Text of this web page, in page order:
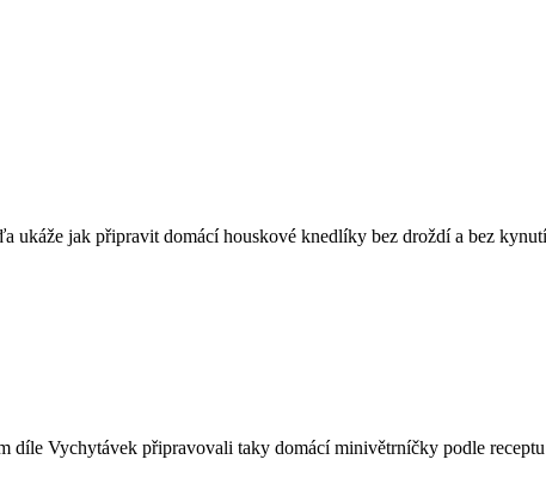
ukáže jak připravit domácí houskové knedlíky bez droždí a bez
díle Vychytávek připravovali taky domácí minivětrníčky podle